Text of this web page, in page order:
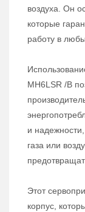
воздуха. Он
которые
работу в
MH6LSR /B
и
газа или
Этот
корпус,